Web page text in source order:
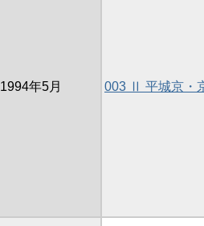
1994年5月 003 Ⅱ 平城京・